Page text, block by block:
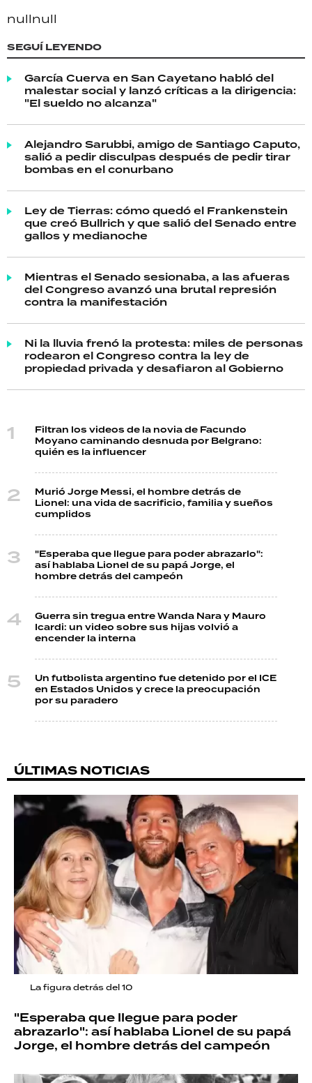
nullnull
SEGUÍ LEYENDO
García Cuerva en San Cayetano habló del
malestar social y lanzó críticas a la dirigencia:
"El sueldo no alcanza"
Alejandro Sarubbi, amigo de Santiago Caputo,
salió a pedir disculpas después de pedir tirar
bombas en el conurbano
Ley de Tierras: cómo quedó el Frankenstein
que creó Bullrich y que salió del Senado entre
gallos y medianoche
Mientras el Senado sesionaba, a las afueras
del Congreso avanzó una brutal represión
contra la manifestación
Ni la lluvia frenó la protesta: miles de personas
rodearon el Congreso contra la ley de
propiedad privada y desafiaron al Gobierno
Filtran los videos de la novia de Facundo
Moyano caminando desnuda por Belgrano:
quién es la influencer
Murió Jorge Messi, el hombre detrás de
Lionel: una vida de sacrificio, familia y sueños
cumplidos
"Esperaba que llegue para poder abrazarlo":
así hablaba Lionel de su papá Jorge, el
hombre detrás del campeón
Guerra sin tregua entre Wanda Nara y Mauro
Icardi: un video sobre sus hijas volvió a
encender la interna
Un futbolista argentino fue detenido por el ICE
en Estados Unidos y crece la preocupación
por su paradero
ÚLTIMAS NOTICIAS
La figura detrás del 10
"Esperaba que llegue para poder
abrazarlo": así hablaba Lionel de su papá
Jorge, el hombre detrás del campeón